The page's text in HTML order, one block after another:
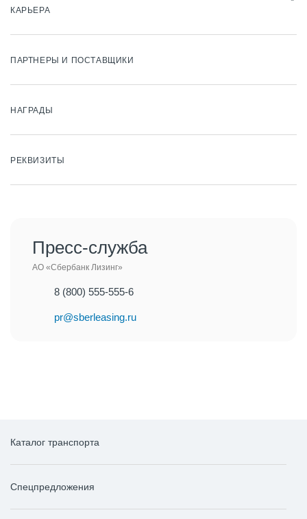
КАРЬЕРА
ПАРТНЕРЫ И ПОСТАВЩИКИ
НАГРАДЫ
РЕКВИЗИТЫ
Пресс-служба
АО «Сбербанк Лизинг»
8 (800) 555-555-6
pr@sberleasing.ru
Каталог транспорта
Спецпредложения